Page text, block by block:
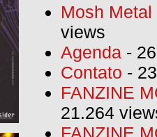
Mosh
views
Agenda -
Contato -
FANZINE
21.264
FANZINE